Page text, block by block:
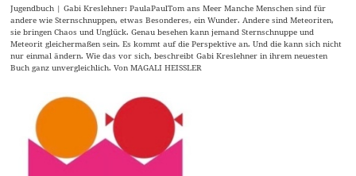
Jugendbuch | Gabi Kreslehner: PaulaPaulTom ans Meer Manche Menschen sind für
andere wie Sternschnuppen, etwas Besonderes, ein Wunder. Andere sind Meteoriten,
sie bringen Chaos und Unglück. Genau besehen kann jemand Sternschnuppe und
Meteorit gleichermaßen sein. Es kommt auf die Perspektive an. Und die kann sich nicht
nur einmal ändern. Wie das vor sich, beschreibt Gabi Kreslehner in ihrem neuesten
Buch ganz unvergleichlich. Von MAGALI HEISSLER